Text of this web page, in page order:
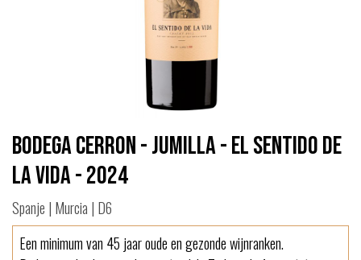
Bodega Cerron - Jumilla - El Sentido de
la Vida - 2024
Spanje | Murcia | D6
Een minimum van 45 jaar oude en gezonde wijnranken.